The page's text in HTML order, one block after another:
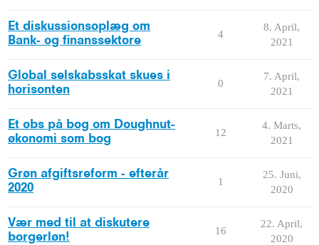
Et diskussionsoplæg om
Bank- og finanssektore
4
8. April,
2021
Global selskabsskat skues i
horisonten
0
7. April,
2021
Et obs på bog om Doughnut-
økonomi som bog
12
4. Marts,
2021
Grøn afgiftsreform - efterår
2020
1
25. Juni,
2020
Vær med til at diskutere
borgerløn!
16
22. April,
2020